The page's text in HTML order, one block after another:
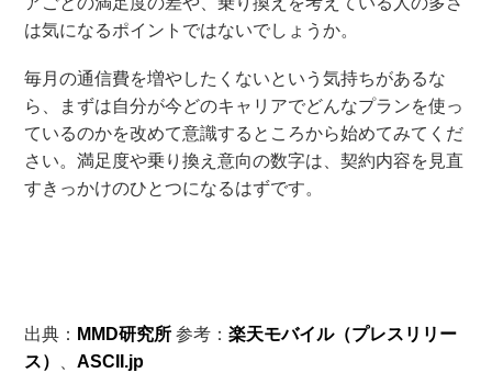
は気になるポイントではないでしょうか。
毎月の通信費を増やしたくないという気持ちがあるな
ら、まずは自分が今どのキャリアでどんなプランを使っ
ているのかを改めて意識するところから始めてみてくだ
さい。満足度や乗り換え意向の数字は、契約内容を見直
すきっかけのひとつになるはずです。
出典： MMD研究所 参考：楽天モバイル（プレスリリー
ス）
、ASCII.jp